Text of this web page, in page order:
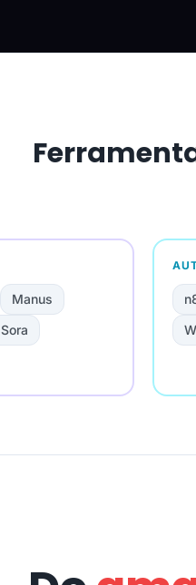
Manus
Sora